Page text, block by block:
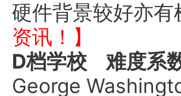
硬件背景较好亦
资讯！】
D档学校 难度
George